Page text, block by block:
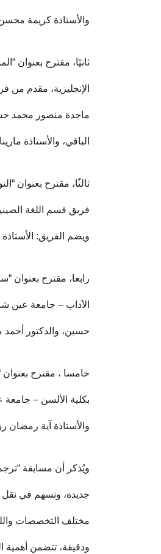
والأستاذة كريمة
ثانيًا، مقترح بعنوان
الإنجليزية، مقدم من
ماجدة منصور محمد
الباقي، والأستاذة
ثالثًا، مقترح بعنوان
فريق قسم اللغة
ويضم الفريق:
رابعا، مقترح بعنوان
الآداب – جامعة عين
حسين، والدكتور
خامسا ، مقترح
بكلية الألسن –
والأستاذة آية رمضان
ويُذكر أن مسابقة
جديدة، وتسهم في نقل
مختلف التخصصات
ودقيقة، تتضمن أهمية